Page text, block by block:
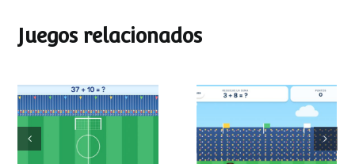
Juegos relacionados
Mundial de
operaciones
Partido de sumas